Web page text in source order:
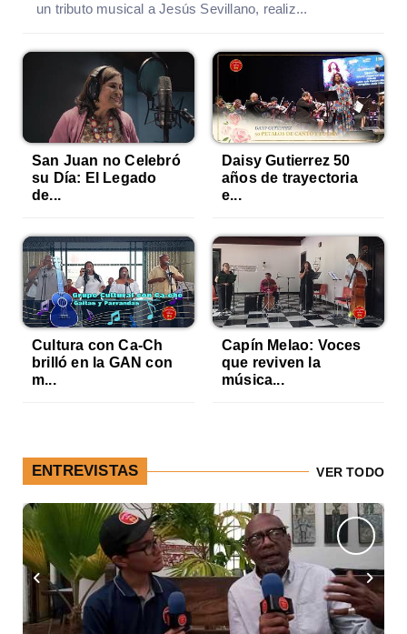
un tributo musical a Jesús Sevillano, realiz...
San Juan no Celebró
su Día: El Legado
de...
Daisy Gutierrez 50
años de trayectoria
e...
Cultura con Ca-Ch
brilló en la GAN con
m...
Capín Melao: Voces
que reviven la
música...
ENTREVISTAS VER TODO